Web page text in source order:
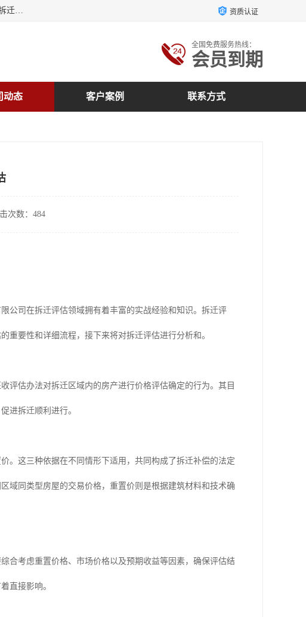
峡岭（重庆）第三方评估咨询有限公司主营：房屋拆迁征收评估、花卉苗木价值评估、资产评估事务所、养殖场评估、房屋拆迁服务公司等，形成了综合一体化的资产评估、财务审计和资产优化处置服务，是在全国同行业中资质全、业务服务范围广、具有影响力的综合服务机构。 资质认证
全国免费服务热线：
会员到期
动态 客户案例 联系方式
次数：484
公司在拆迁评估领域拥有着丰富的实战经验和知识。拆迁评
重要性和详细流程，接下来将对拆迁评估进行分析和。
评估办法对拆迁区域内的房产进行价格评估确定的行为。其目
进拆迁顺利进行。
。这三种依据在不同情形下适用，共同构成了拆迁补偿的法定
域同类型房屋的交易价格，重置价则是根据建筑材料和技术确
合考虑重置价格、市场价格以及预期收益等因素，确保评估结
直接影响。